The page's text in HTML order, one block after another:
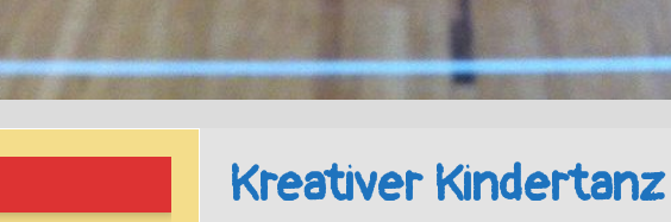
nach:
Kreativer Kindertanz